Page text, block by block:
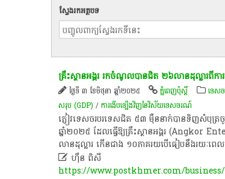
ស្វែងរកអត្ថបទ
គ្រឹះ​​ស្ថាន​អង្គរ រកចំណូល​បាន​ជិត ២៦លាន​ដុល្លារ​ពី​កា
ថ្ងៃទី ៣ ខែមិថុនា ឆ្នាំ២០២៥ ភ្នំពេញប៉ុស្តិ៍ ទេស
សរុប (GDP) /ការងើបឡើងវិញនៃវិស័យ​ទេសចរណ៍
ភ្ញៀវទេសចរបរទេស​ជិត ៥៣ ម៉ឺននាក់​បាន​ទិញ​សំបុត្រ​
ឆ្នាំ​២០២៥ ដែល​ធ្វើ​ឱ្យ​​​គ្រឹះ​​ស្ថាន​អង្គរ (Angkor
លាន​ដុល្លារ កើន​ជាង ១០​ភាគរយ​បើ​ធៀប​នឹង​រយៈ​ពេ
ហ៊ឹន ពិសី
https://www.postkhmer.com/business/